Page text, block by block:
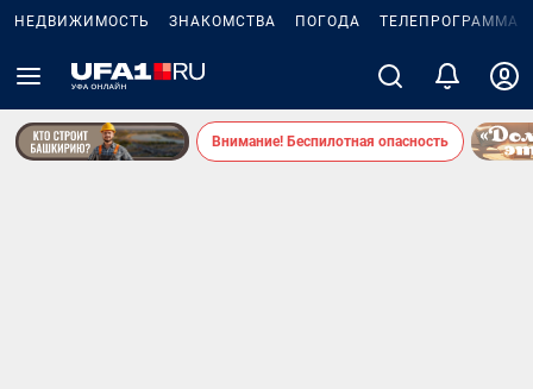
НЕДВИЖИМОСТЬ ЗНАКОМСТВА ПОГОДА ТЕЛЕПРОГРАММА
Внимание! Беспилотная опасность